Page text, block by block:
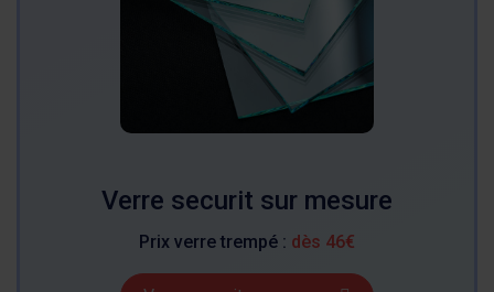
Verre securit sur mesure
Prix verre trempé : dès 46€